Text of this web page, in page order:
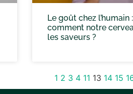
Le goût chez l’humain :
comment notre
les saveurs ?
1 2 3 4 11 13 14 15